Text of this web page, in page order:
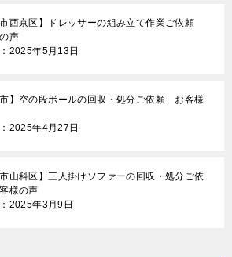
市西京区】ドレッサーの組み立て作業ご依頼
声
2025年5月13日
市】空の段ボールの回収・処分ご依頼 お客様
2025年4月27日
市山科区】三人掛けソファーの回収・処分ご依
様の声
2025年3月9日